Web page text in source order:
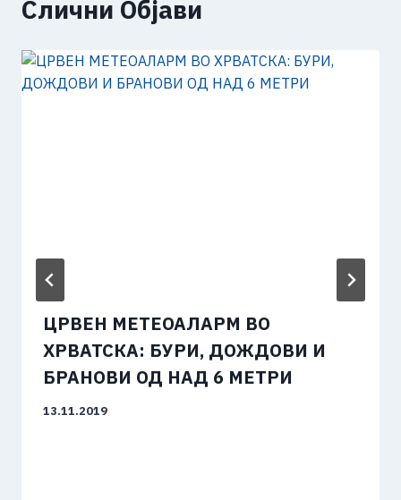
Слични Објави
ЦРВЕН МЕТЕОАЛАРМ ВО
ХРВАТСКА: БУРИ, ДОЖДОВИ И
БРАНОВИ ОД НАД 6 МЕТРИ
13.11.2019